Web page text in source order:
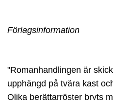
Förlagsinformation
"Romanhandlingen är
upphängd på tvära kast
Olika berättarröster bryts